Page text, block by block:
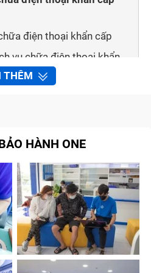
điện thoại khẩn cấp
vụ chữa điện thoại khẩn
điện thoại khẩn cấp
chữa điện thoại khẩn cấp
sửa chữa Dịch vụ chữa
Trung Tâm Bảo Hành One
tiện lợi
chất lượng
giàu kinh nghiệm
THÊM
HÀNH ONE